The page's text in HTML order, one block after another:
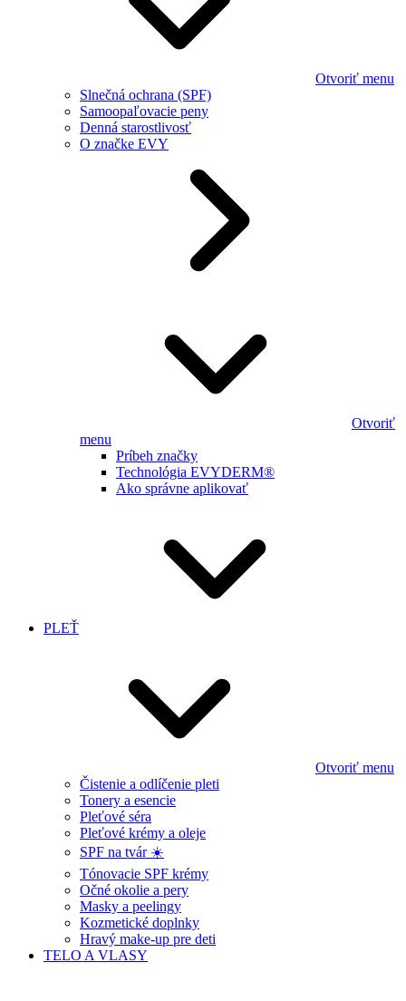
Otvoriť menu
Slnečná ochrana (SPF)
Samoopaľovacie peny
Denná starostlivosť
O značke EVY
Otvoriť
menu
Príbeh značky
Technológia EVYDERM®
Ako správne aplikovať
PLEŤ
Otvoriť menu
Čistenie a odlíčenie pleti
Tonery a esencie
Pleťové séra
Pleťové krémy a oleje
SPF na tvár ☀️
Tónovacie SPF krémy
Očné okolie a pery
Masky a peelingy
Kozmetické doplnky
Hravý make-up pre deti
TELO A VLASY